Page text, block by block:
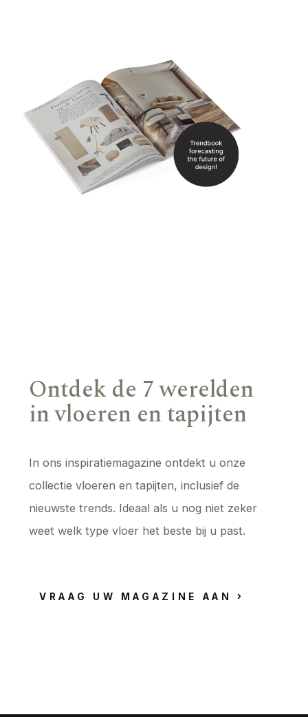
Ontdek de 7 werelden
in vloeren en tapijten
In ons inspiratiemagazine ontdekt u onze
collectie vloeren en tapijten, inclusief de
nieuwste trends. Ideaal als u nog niet zeker
weet welk type vloer het beste bij u past.
VRAAG UW MAGAZINE AAN